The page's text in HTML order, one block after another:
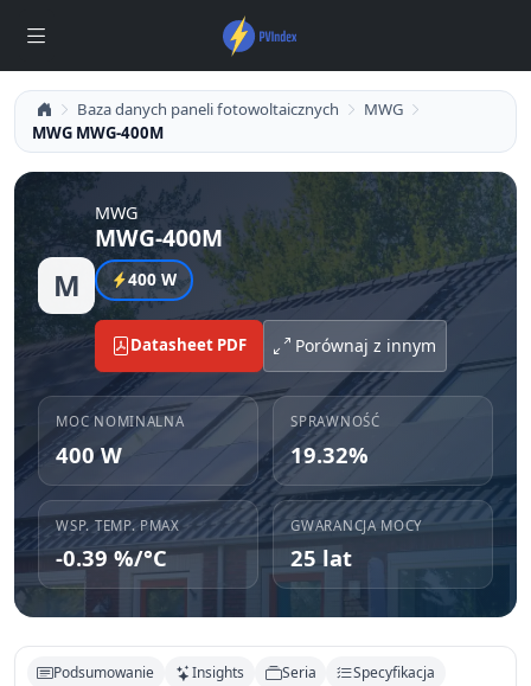
Baza danych paneli fotowoltaicznych
MWG
MWG MWG-400M
M
MWG
MWG-400M
400 W
Datasheet PDF Porównaj z innym
MOC NOMINALNA
400 W
SPRAWNOŚĆ
19.32%
WSP. TEMP. PMAX
-0.39 %/°C
GWARANCJA MOCY
25 lat
Podsumowanie Insights Seria
Specyfikacja